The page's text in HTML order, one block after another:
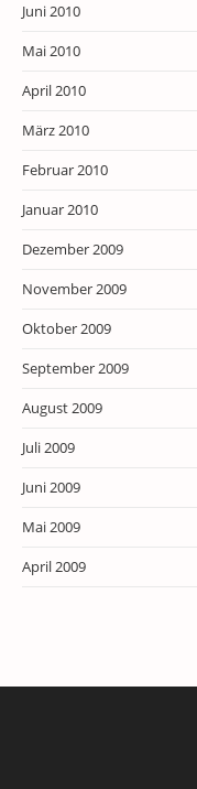
Juni 2010
Mai 2010
April 2010
März 2010
Februar 2010
Januar 2010
Dezember 2009
November 2009
Oktober 2009
September 2009
August 2009
Juli 2009
Juni 2009
Mai 2009
April 2009